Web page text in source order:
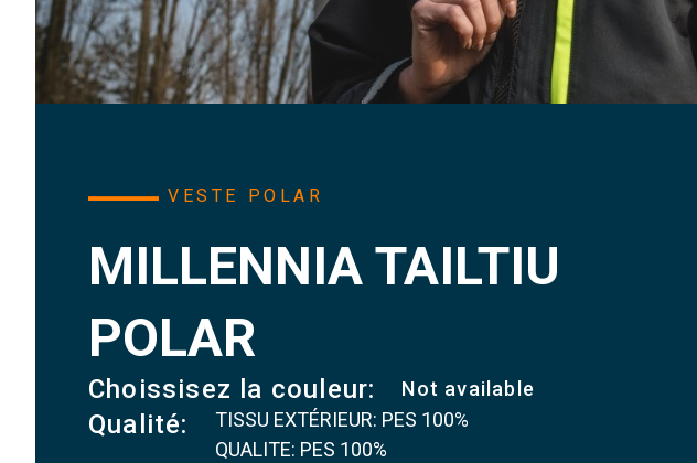
VESTE POLAR
MILLENNIA TAILTIU
POLAR
Choissisez la couleur: Not available
Qualité:
TISSU EXTÉRIEUR: PES 100%
QUALITE: PES 100%